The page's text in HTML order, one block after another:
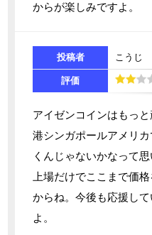
からが楽しみですよ。
投稿者 こうじ
評価
アイゼンコインはもっ
港シンガポールアメリ
くんじゃないかなって
上場だけでここまで価
からね。今後も応援し
よ。